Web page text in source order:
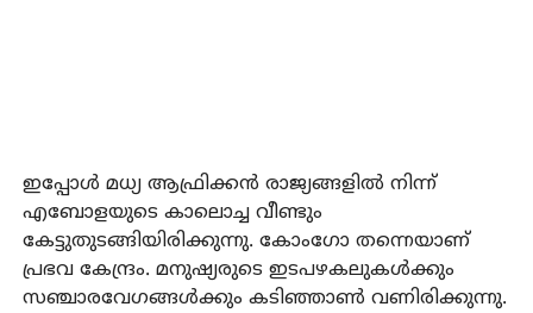
ഇപ്പോൾ മധ്യ ആഫ്രിക്കൻ രാജ്യങ്ങളിൽ നിന്ന്
എബോളയുടെ കാലൊച്ച വീണ്ടും
കേട്ടുതുടങ്ങിയിരിക്കുന്നു. കോംഗോ തന്നെയാണ്
പ്രഭവ കേന്ദ്രം. മനുഷ്യരുടെ ഇടപഴകലുകൾക്കും
സഞ്ചാരവേഗങ്ങൾക്കും കടിഞ്ഞാൺ വണിരിക്കുന്നു.